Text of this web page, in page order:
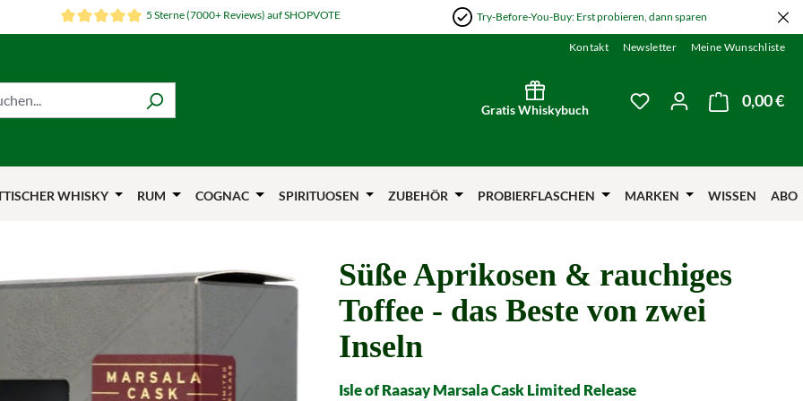
5 Sterne (7000+ Reviews) auf SHOPVOTE Try-Before-You-Buy: Erst probieren, dann sparen
Kontakt Newsletter Meine Wunschliste
Gratis Whiskybuch
Du hast 0 Produkte
0,00 €
WHISKY RUM COGNAC SPIRITUOSEN ZUBEHÖR PROBIERFLASCHEN MARKEN WISSEN ABO
Süße Aprikosen & rauchiges
Toffee - das Beste von zwei
Inseln
Isle of Raasay Marsala Cask Limited Release